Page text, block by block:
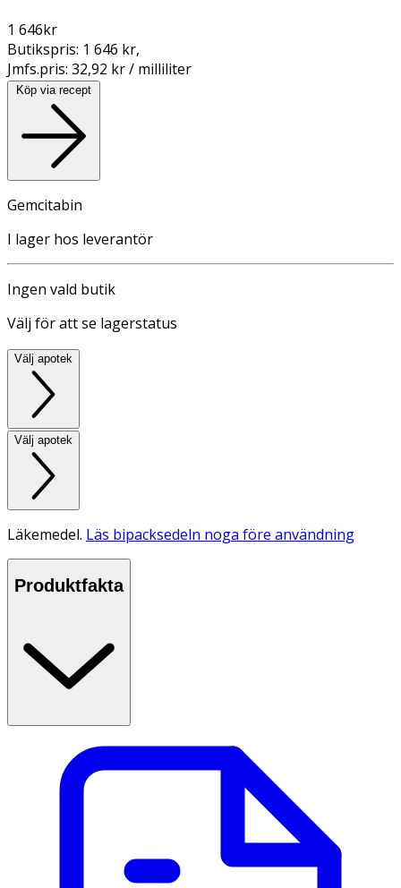
1 646kr
Butikspris: 1 646 kr,
Jmfs.pris: 32,92 kr / milliliter
Köp via recept
Gemcitabin
I lager hos leverantör
Ingen vald butik
Välj för att se lagerstatus
Välj apotek
Välj apotek
Läkemedel. Läs bipacksedeln noga före användning
Produktfakta